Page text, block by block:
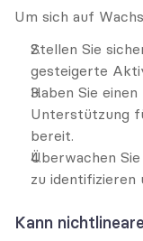
Um sich auf
Stellen Sie
gesteigerte
Haben Sie
Unterstützung
bereit.
Überwachen
zu identifizieren
Kann